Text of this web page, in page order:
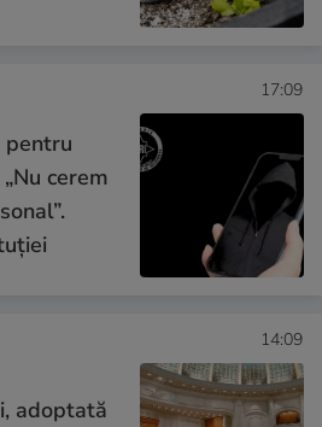
17:09
pentru
cerem
14:09
adoptată